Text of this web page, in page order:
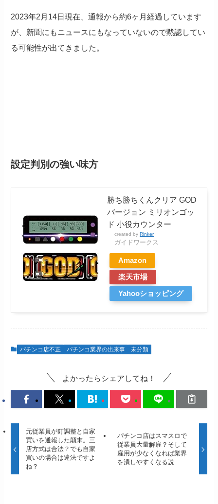
2023年2月14日現在、通報から約6ヶ月経過しています
が、新聞にもニュースにもなっていないので黙認してい
る可能性が出てきました。
設定判別の強い味方
勝ち勝ちくんクリア GOD
バージョン ミリオンゴッ
ド 小役カウンター
created byRinker
ガイドワークス
Amazon
楽天市場
Yahooショッピング
パチンコ店不正 パチンコ業界の出来事 未分類
よかったらシェアしてね！
元従業員が釘調整と自家
買いを通報した顛末。三
店方式は合法？でも自家
買いの場合は違法ですよ
ね？
パチンコ店はスマスロで
従業員大量解雇？そして
雇用が少なくなれば業界
を潰しやすくなる説